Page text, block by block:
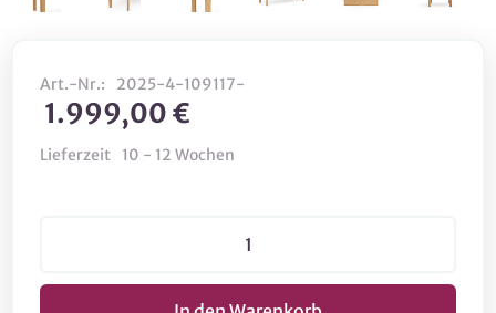
Art.-Nr.: 2025-4-109117-
1.999,00 €
Lieferzeit 10 - 12 Wochen